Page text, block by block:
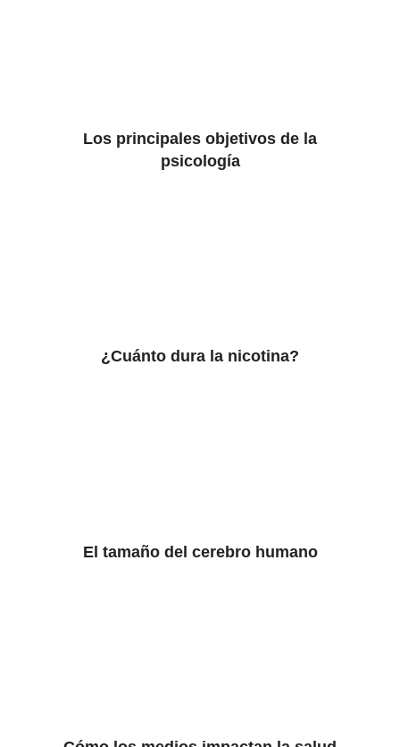
Los principales objetivos de la
psicología
¿Cuánto dura la nicotina?
El tamaño del cerebro humano